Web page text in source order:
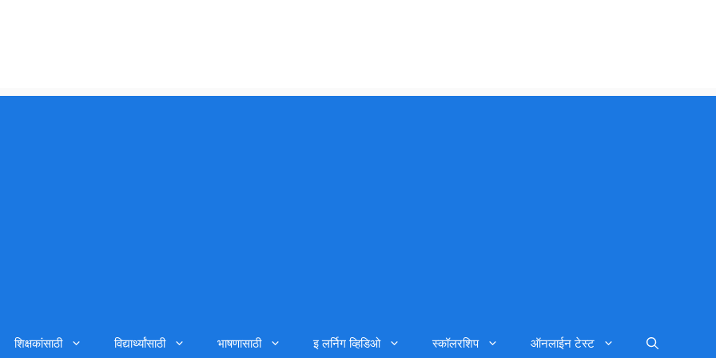
शिक्षकांसाठी विद्यार्थ्यांसाठी भाषणासाठी इ लर्निग व्हिडिओ स्कॉलरशिप ऑनलाईन टेस्ट